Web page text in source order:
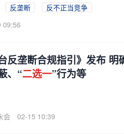
反垄断
反不正当竞争
09:56
反垄断合规指引》发布
、“二选一”行为等
会 02-15 10:39